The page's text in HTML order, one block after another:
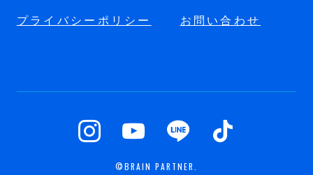
プライバシーポリシー お問い合わせ
©BRAIN PARTNER.